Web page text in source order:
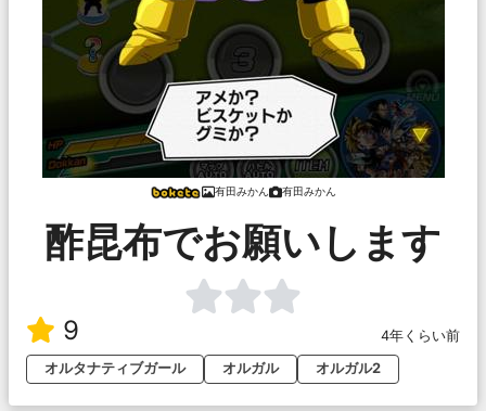
有田みかん 有田みかん
酢昆布でお願いします
9
4年くらい前
オルタナティブガール
オルガル オルガル2